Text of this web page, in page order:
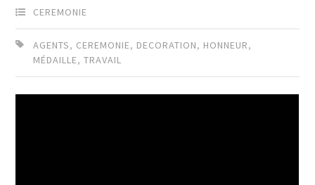
CEREMONIE
AGENTS, CEREMONIE, DECORATION, HONNEUR,
MÉDAILLE,TRAVAIL